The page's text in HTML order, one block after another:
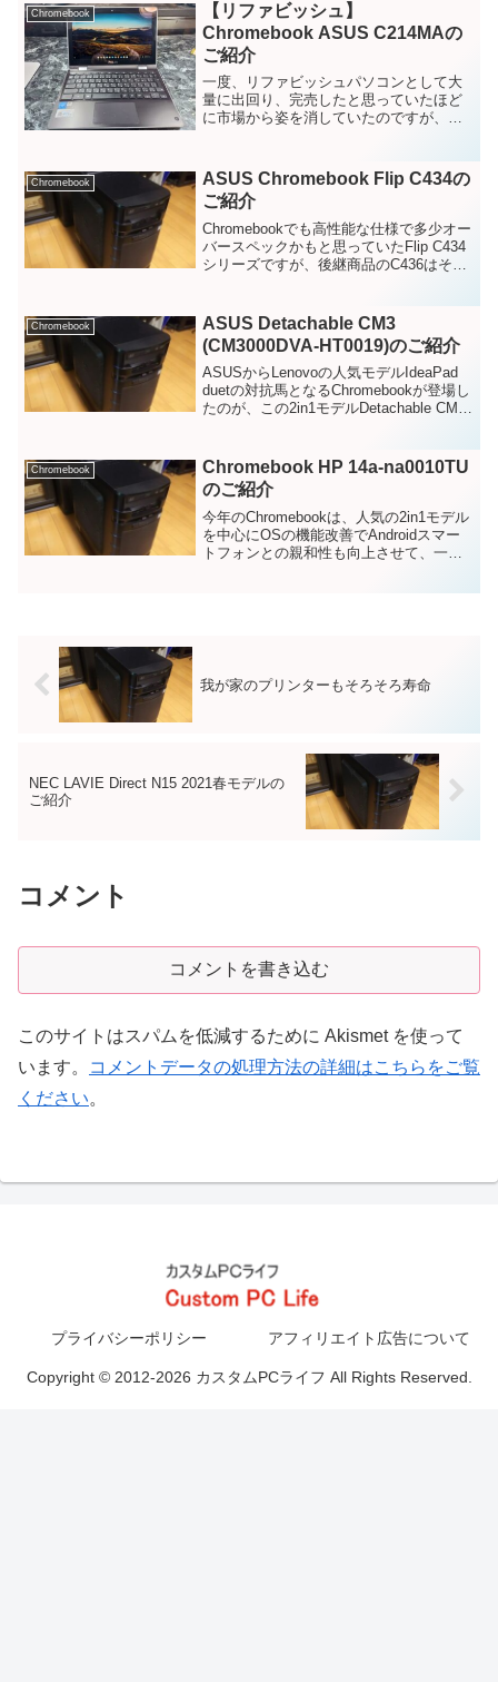
が低価格で多数出回って...
Chromebook
【リファビッシュ】
Chromebook ASUS C214MAの
ご紹介
一度、リファビッシュパソコンとして大
量に出回り、完売したと思っていたほど
に市場から姿を消していたのですが、ま
せて頂きます。
Chromebook
ASUS Chromebook Flip C434の
ご紹介
Chromebookでも高性能な仕様で多少オー
バースペックかもと思っていたFlip C434
シリーズですが、後継商品のC436はその
Chromebookとしてどうなのかという...
Chromebook
ASUS Detachable CM3
(CM3000DVA-HT0019)のご紹介
ASUSからLenovoの人気モデルIdeaPad
duetの対抗馬となるChromebookが登場し
たのが、この2in1モデルDetachable CM3
Chromebook
Chromebook HP 14a-na0010TU
のご紹介
今年のChromebookは、人気の2in1モデル
を中心にOSの機能改善でAndroidスマー
トフォンとの親和性も向上させて、一気
我が家のプリンターもそろそろ寿命
NEC LAVIE Direct N15 2021春モデルの
ご紹介
コメント
コメントを書き込む
このサイトはスパムを低減するために Akismet を使って
います。
コメントデータの処理方法の詳細はこちらをご覧
ください。
プライバシーポリシー アフィリエイト広告について
Copyright © 2012-2026 カスタムPCライフ All Rights Reserved.